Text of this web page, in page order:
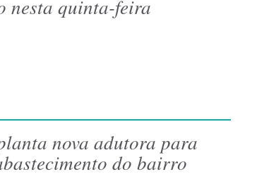
nesta quinta-feira
nova adutora para
do bairro